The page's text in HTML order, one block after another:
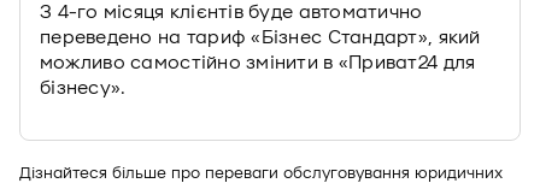
З 4-го місяця клієнтів буде автоматично
переведено на тариф «Бізнес Стандарт», який
можливо самостійно змінити в «Приват24 для
бізнесу».
Дізнайтеся більше про переваги обслуговування юридичних